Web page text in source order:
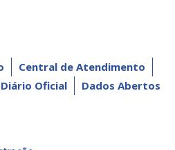
Central de Atendimento
Diário Oficial Dados Abertos